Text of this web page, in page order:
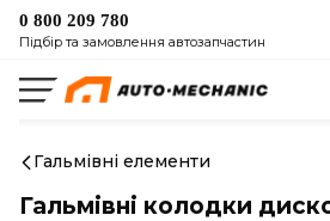
0 800 209 780
Підбір та замовлення автозапчастин
Гальмівні елементи
Гальмівні колодки